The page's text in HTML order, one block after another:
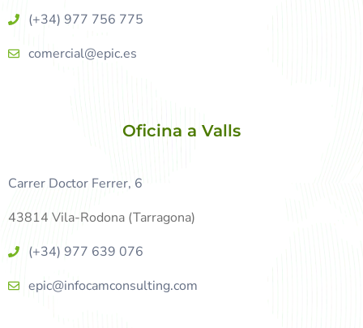
(+34) 977 756 775
comercial@epic.es
Oficina a Valls
Carrer Doctor Ferrer, 6
43814 Vila-Rodona (Tarragona)
(+34) 977 639 076
epic@infocamconsulting.com